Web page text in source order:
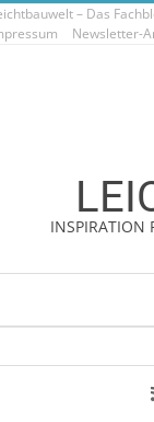
Skip
to
– Das
Newsletter-
INSPIRATION
Navigation